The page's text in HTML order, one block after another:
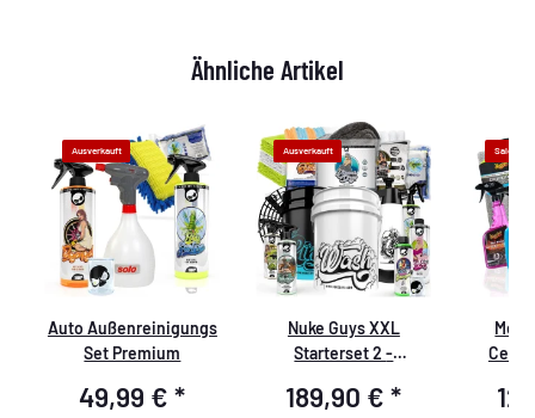
Ähnliche Artikel
Ausverkauft
Auto Außenreinigungs
Set Premium
49,99 €*
Ausverkauft
Nuke Guys XXL
Starterset 2 -
Trocknen -
189,90 €*
Sale 20%